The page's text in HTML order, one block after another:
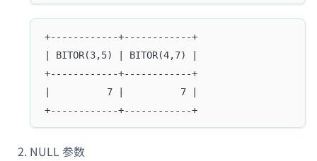
+------------+------------+
| BITOR(3,5) | BITOR(4,7) |
+------------+------------+
|          7 |          7 |
+------------+------------+
NULL 参数